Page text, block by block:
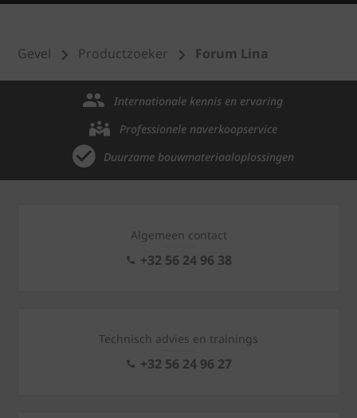
Gevel Productzoeker Forum Lina
Internationale kennis en ervaring
Professionele naverkoopservice
Duurzame bouwmateriaaloplossingen
Algemeen contact
+32 56 24 96 38
Technisch advies en trainings
+32 56 24 96 27